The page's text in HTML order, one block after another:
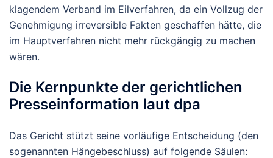
klagendem Verband im Eilverfahren, da ein Vollzug der
Genehmigung irreversible Fakten geschaffen hätte, die
im Hauptverfahren nicht mehr rückgängig zu machen
wären.
Die Kernpunkte der gerichtlichen
Presseinformation laut dpa
Das Gericht stützt seine vorläufige Entscheidung (den
sogenannten Hängebeschluss) auf folgende Säulen: